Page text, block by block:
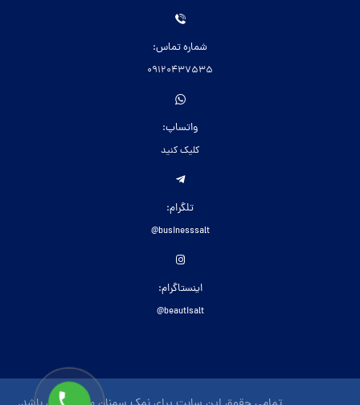
شماره تماس:
09120437535
واتساپ:
کلیک کنید
تلگرام:
businesssalt@
اینستاگرام:
beautisalt@